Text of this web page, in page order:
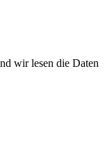
wir lesen die Daten